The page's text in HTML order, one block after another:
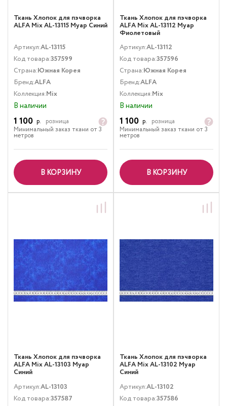
Ткань Хлопок для пэчворка
ALFA Mix AL-13115 Муар Синий
Артикул:AL-13115
Код товара:357599
Страна:Южная Корея
Бренд:ALFA
Коллекция:Mix
В наличии
1 100 р.
розница
Минимальный заказ ткани от 3
метров
В КОРЗИНУ
Ткань Хлопок для пэчворка
ALFA Mix AL-13112 Муар
Фиолетовый
Артикул:AL-13112
Код товара:357596
Страна:Южная Корея
Бренд:ALFA
Коллекция:Mix
В наличии
1 100 р.
розница
Минимальный заказ ткани от 3
метров
В КОРЗИНУ
Ткань Хлопок для пэчворка
ALFA Mix AL-13103 Муар
Синий
Артикул:AL-13103
Код товара:357587
Ткань Хлопок для пэчворка
ALFA Mix AL-13102 Муар
Синий
Артикул:AL-13102
Код товара:357586